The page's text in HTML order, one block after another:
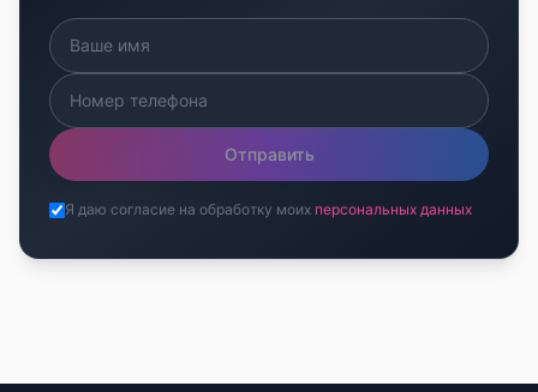
Отправить
Я даю согласие на обработку моих персональных данных